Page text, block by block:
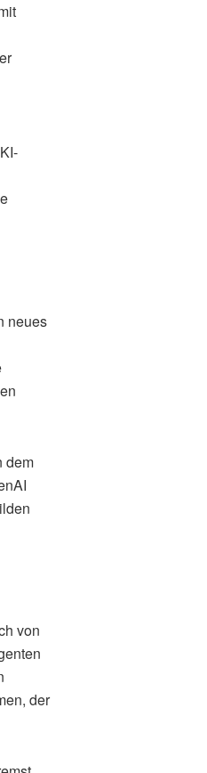
neues
dem
von
der